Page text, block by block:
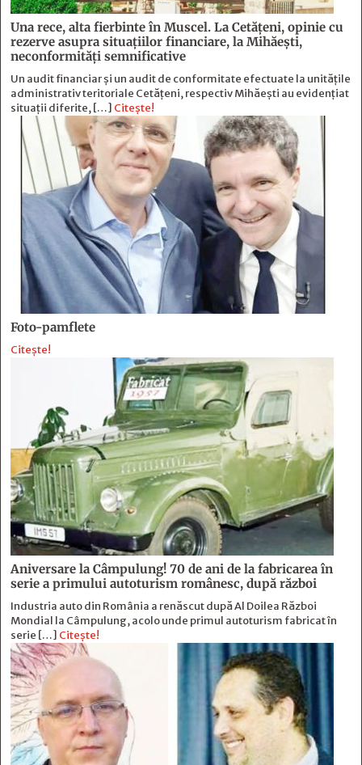
Una rece, alta fierbinte în Muscel. La Cetăţeni, opinie cu
rezerve asupra situaţiilor financiare, la Mihăeşti,
neconformităţi semnificative
Un audit financiar și un audit de conformitate efectuate la unitățile
administrativ teritoriale Cetățeni, respectiv Mihăești au evidențiat
situații diferite, […] Citește!
Foto-pamflete
Citește!
Aniversare la Câmpulung! 70 de ani de la fabricarea în
serie a primului autoturism românesc, după război
Industria auto din România a renăscut după Al Doilea Război
Mondial la Câmpulung, acolo unde primul autoturism fabricat în
serie […] Citește!